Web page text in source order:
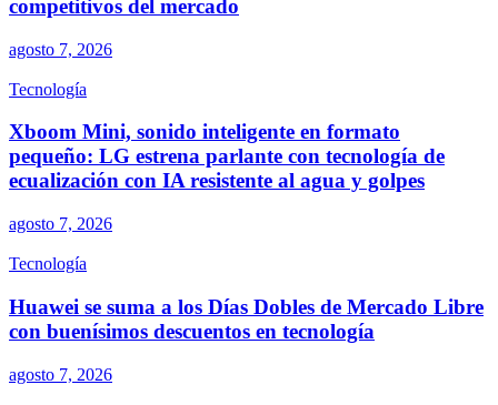
competitivos del mercado
agosto 7, 2026
Tecnología
Xboom Mini, sonido inteligente en formato
pequeño: LG estrena parlante con tecnología de
ecualización con IA resistente al agua y golpes
agosto 7, 2026
Tecnología
Huawei se suma a los Días Dobles de Mercado Libre
con buenísimos descuentos en tecnología
agosto 7, 2026